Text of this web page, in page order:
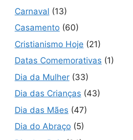
Carnaval (13)
Casamento (60)
Cristianismo Hoje (21)
Datas Comemorativas (1)
Dia da Mulher (33)
Dia das Crianças (43)
Dia das Mães (47)
Dia do Abraço (5)